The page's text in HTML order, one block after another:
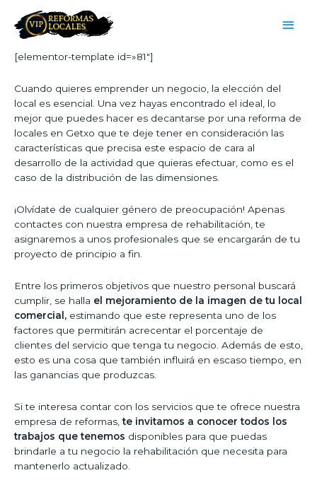
[elementor-template id=»81″]
Cuando quieres emprender un negocio, la elección del
local es esencial. Una vez hayas encontrado el ideal, lo
mejor que puedes hacer es decantarse por una reforma de
locales en Getxo que te deje tener en consideración las
características que precisa este espacio de cara al
desarrollo de la actividad que quieras efectuar, como es el
caso de la distribución de las dimensiones.
¡Olvídate de cualquier género de preocupación! Apenas
contactes con nuestra empresa de rehabilitación, te
asignaremos a unos profesionales que se encargarán de tu
proyecto de principio a fin.
Entre los primeros objetivos que nuestro personal buscará
cumplir, se halla el mejoramiento de la imagen de tu local
comercial, estimando que este representa uno de los
factores que permitirán acrecentar el porcentaje de
clientes del servicio que tenga tu negocio. Además de esto,
esto es una cosa que también influirá en escaso tiempo, en
las ganancias que produzcas.
Si te interesa contar con los servicios que te ofrece nuestra
empresa de reformas,te invitamos a conocer todos los
trabajos que tenemos disponibles para que puedas
brindarle a tu negocio la rehabilitación que necesita para
mantenerlo actualizado.